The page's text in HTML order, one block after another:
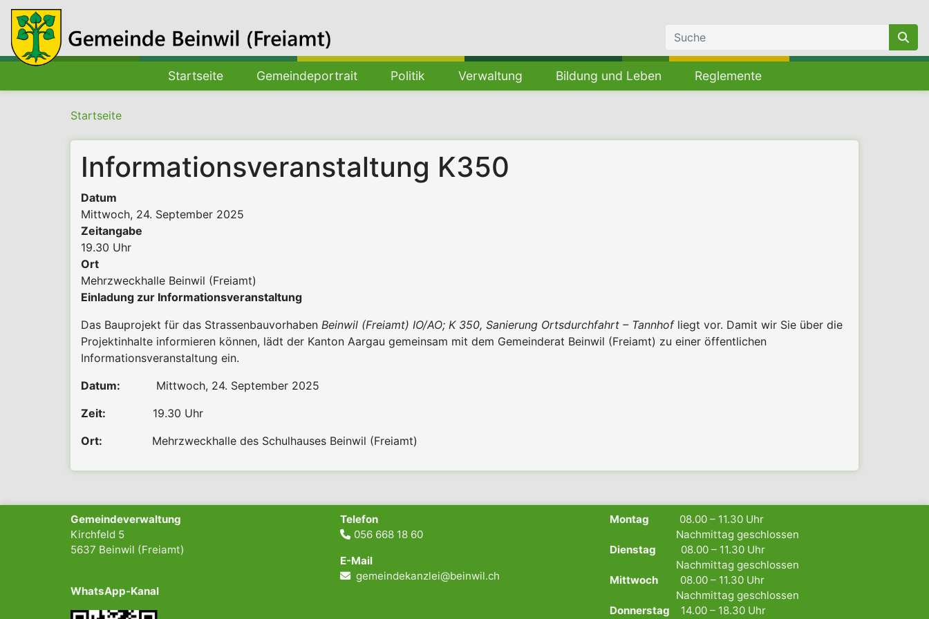
Hauptnavigation
Startseite Gemeindeportrait Politik Verwaltung Bildung und Leben Reglemente
Pfadnavigation
Startseite
Informationsveranstaltung K350
Datum
Mittwoch, 24. September 2025
Zeitangabe
19.30 Uhr
Ort
Mehrzweckhalle Beinwil (Freiamt)
Einladung zur Informationsveranstaltung
Das Bauprojekt für das Strassenbauvorhaben Beinwil (Freiamt) IO/AO; K 350, Sanierung Ortsdurchfahrt – Tannhof liegt vor. Damit wir Sie über die
Projektinhalte informieren können, lädt der Kanton Aargau gemeinsam mit dem Gemeinderat Beinwil (Freiamt) zu einer öffentlichen
Informationsveranstaltung ein.
Datum:
Mittwoch, 24. September 2025
Zeit:
19.30 Uhr
Ort:
Mehrzweckhalle des Schulhauses Beinwil (Freiamt)
Gemeindeverwaltung
Kirchfeld 5
5637 Beinwil (Freiamt)
WhatsApp-Kanal
Telefon
056 668 18 60
E-Mail
gemeindekanzlei@beinwil.ch
Montag 08.00 – 11.30 Uhr
Nachmittag geschlossen
Dienstag 08.00 – 11.30 Uhr
Nachmittag geschlossen
Mittwoch 08.00 – 11.30 Uhr
Nachmittag geschlossen
Donnerstag 14.00 – 18.30 Uhr